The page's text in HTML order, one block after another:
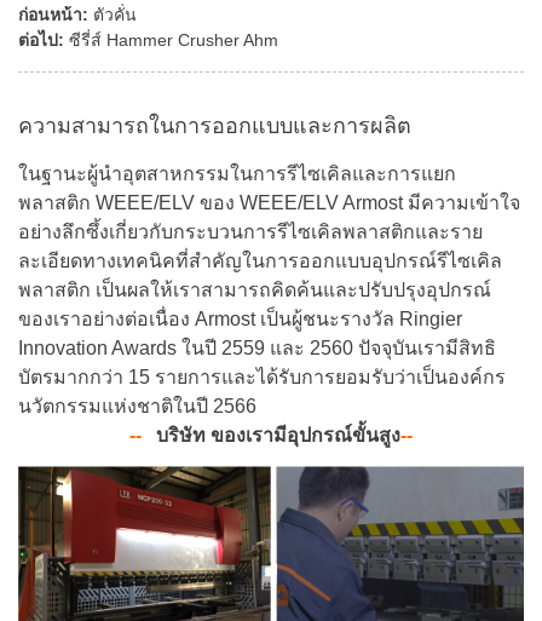
ก่อนหน้า: ตัวคั่น
ต่อไป: ซีรี่ส์ Hammer Crusher Ahm
ความสามารถในการออกแบบและการผลิต
ในฐานะผู้นำอุตสาหกรรมในการรีไซเคิลและการแยก
พลาสติก WEEE/ELV ของ WEEE/ELV Armost มีความเข้าใจ
อย่างลึกซึ้งเกี่ยวกับกระบวนการรีไซเคิลพลาสติกและราย
ละเอียดทางเทคนิคที่สำคัญในการออกแบบอุปกรณ์รีไซเคิล
พลาสติก เป็นผลให้เราสามารถคิดค้นและปรับปรุงอุปกรณ์
ของเราอย่างต่อเนื่อง Armost เป็นผู้ชนะรางวัล Ringier
Innovation Awards ในปี 2559 และ 2560 ปัจจุบันเรามีสิทธิ
บัตรมากกว่า 15 รายการและได้รับการยอมรับว่าเป็นองค์กร
นวัตกรรมแห่งชาติในปี 2566
-- บริษัท ของเรามีอุปกรณ์ขั้นสูง--